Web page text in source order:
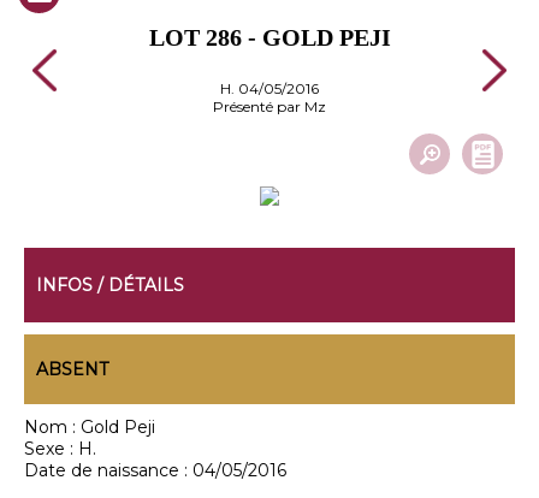
LOT 286 - GOLD PEJI
H. 04/05/2016
Présenté par Mz
INFOS / DÉTAILS
ABSENT
Nom : Gold Peji
Sexe : H.
Date de naissance : 04/05/2016